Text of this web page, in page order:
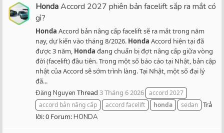
HondaAccord 2027 phiên bản facelift sắp ra mắt có
gì?
Honda Accord bản nâng cấp facelift sẽ ra mắt trong năm
nay, dự kiến vào tháng 8/2026. Honda Accord hiện tại đã
được 3 năm, Honda đang chuẩn bị đợt nâng cấp giữa vòng
đời (facelift) đầu tiên. Trong một số báo cáo tại Nhật, bản cập
nhật của Accord sẽ sớm trình làng. Tại Nhật, một số đại lý
đã...
Đăng Nguyen Thread 3 Tháng 6 2026 accord 2027
accord bản nâng cấp
accord facelift honda sedan Trả
lời: 0 Forum:HONDA